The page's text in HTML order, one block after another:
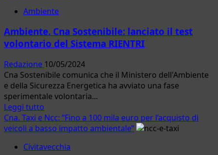
Civitavecchia.
CNA
ricorda
Flumini,
storico
presidente
della
sede
di
Tarquinia
Ambiente
Ambiente. Cna Sostenibile: lanciato il test
volontario del Sistema RIENTRI
Redazione 10/05/2024
Cna Sostenibile comunica che il Ministero dell'Ambiente
e della Sicurezza Energetica ha avviato una fase
sperimentale volontaria...
Leggi tutto
di
più
Ambiente.
Cna. Taxi e Ncc: “Fino a 100 mila euro per l’acquisto di
veicoli a basso impatto ambientale”
Civitavecchia